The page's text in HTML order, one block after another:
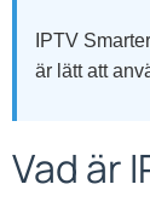
IPTV
är lätt att
Vad är